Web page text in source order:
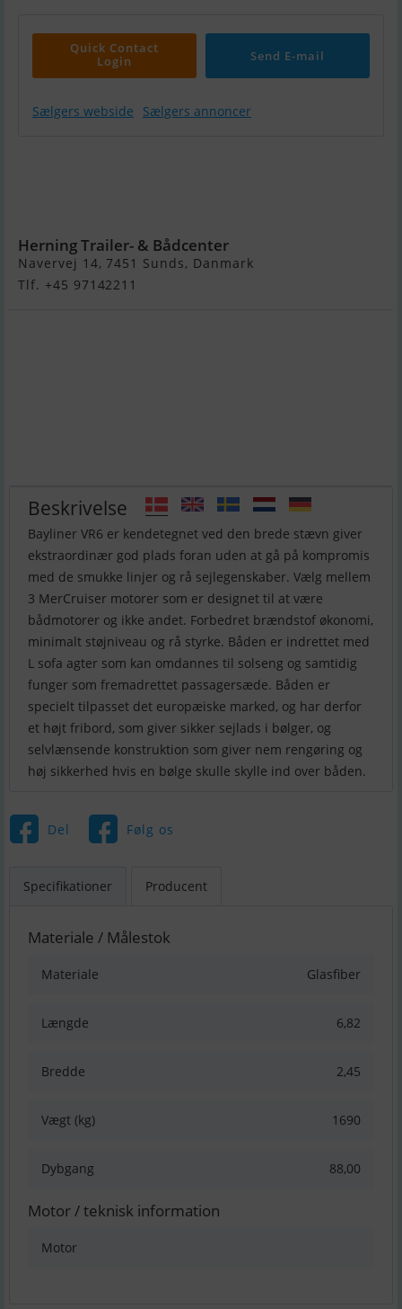
Quick Contact
Login
Send E-mail
Sælgers webside Sælgers annoncer
Herning Trailer- & Bådcenter
Navervej 14, 7451 Sunds, Danmark
Tlf. +45 97142211
Beskrivelse
Bayliner VR6 er kendetegnet ved den brede stævn giver
ekstraordinær god plads foran uden at gå på kompromis
med de smukke linjer og rå sejlegenskaber. Vælg mellem
3 MerCruiser motorer som er designet til at være
bådmotorer og ikke andet. Forbedret brændstof økonomi,
minimalt støjniveau og rå styrke. Båden er indrettet med
L sofa agter som kan omdannes til solseng og samtidig
funger som fremadrettet passagersæde. Båden er
specielt tilpasset det europæiske marked, og har derfor
et højt fribord, som giver sikker sejlads i bølger, og
selvlænsende konstruktion som giver nem rengøring og
høj sikkerhed hvis en bølge skulle skylle ind over båden.
Del Følg os
Specifikationer Producent
Materiale / Målestok
Materiale Glasfiber
Længde 6,82
Bredde 2,45
Vægt (kg) 1690
Dybgang 88,00
Motor / teknisk information
Motor